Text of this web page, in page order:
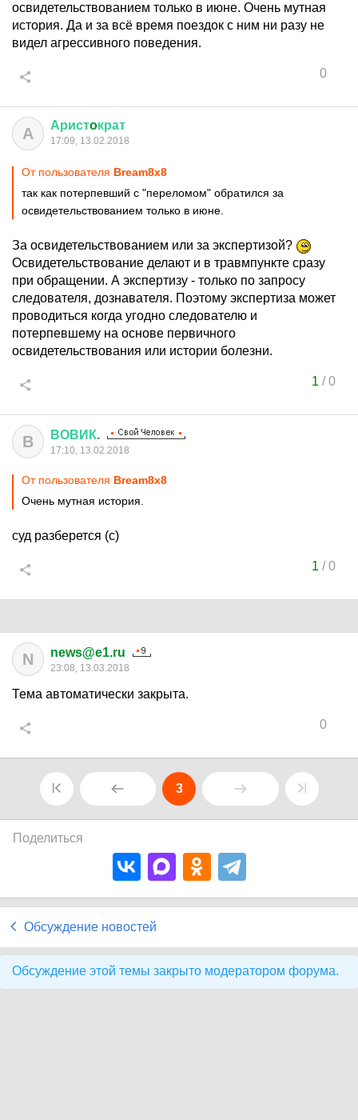
освидетельствованием только в июне. Очень мутная
история. Да и за всё время поездок с ним ни разу не
видел агрессивного поведения.
0
А Аристoкрат
17:09, 13.02.2018
От пользователя Bream8x8
так как потерпевший с "переломом" обратился за
освидетельствованием только в июне.
За освидетельствованием или за экспертизой?
Освидетельствование делают и в травмпункте сразу
при обращении. А экспертизу - только по запросу
следователя, дознавателя. Поэтому экспертиза может
проводиться когда угодно следователю и
потерпевшему на основе первичного
освидетельствования или истории болезни.
1 /0
В ВОВИК.
17:10, 13.02.2018
От пользователя Bream8x8
Очень мутная история.
суд разберется (с)
1 /0
N news@e1.ru
23:08, 13.03.2018
Тема автоматически закрыта.
0
3
Поделиться
Обсуждение новостей
Обсуждение этой темы закрыто модератором форума.